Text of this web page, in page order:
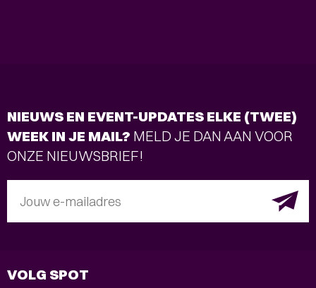
NIEUWS EN EVENT-UPDATES ELKE (TWEE)
WEEK IN JE MAIL? MELD JE DAN AAN VOOR
ONZE NIEUWSBRIEF!
Jouw e-mailadres
VOLG SPOT